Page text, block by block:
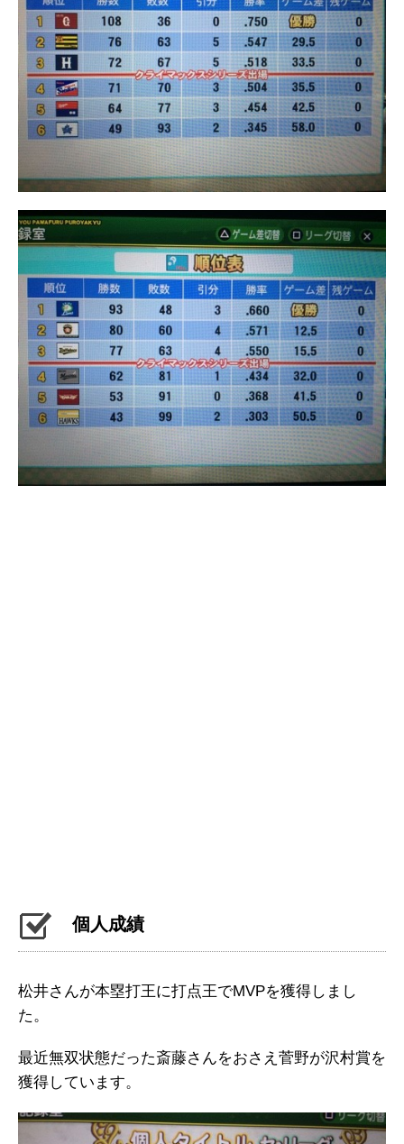
個人成績
松井さんが本塁打王に打点王でMVPを獲得しまし
た。
最近無双状態だった斎藤さんをおさえ菅野が沢村賞を
獲得しています。